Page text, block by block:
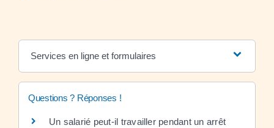
Services en ligne et formulaires
Questions ? Réponses !
Un salarié peut-il travailler pendant un arrêt